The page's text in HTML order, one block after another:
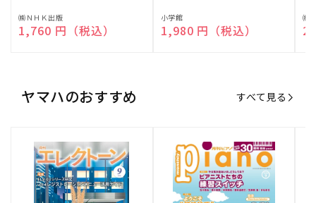
販
売
㈱ＮＨＫ出版
通常価格
1,760 円（税込）
販
売
小学館
通常価格
1,980 円（税込）
販
売
㈱
ヤマハのおすすめ すべて見る